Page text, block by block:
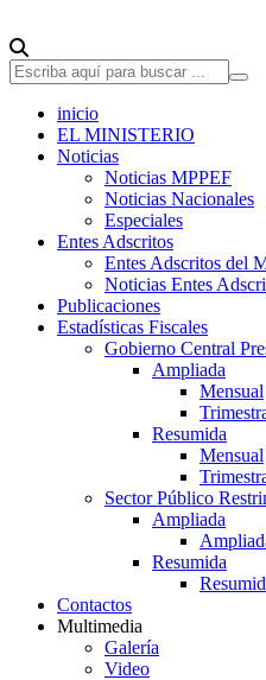
inicio
EL MINISTERIO
Noticias
Noticias MPPEF
Noticias Nacionales
Especiales
Entes Adscritos
Entes Adscritos del
Noticias Entes
Publicaciones
Estadísticas Fiscales
Gobierno Central
Ampliada
Mensual
Resumida
Mensual
Sector Público
Ampliada
Resumida
Contactos
Multimedia
Galería
Video